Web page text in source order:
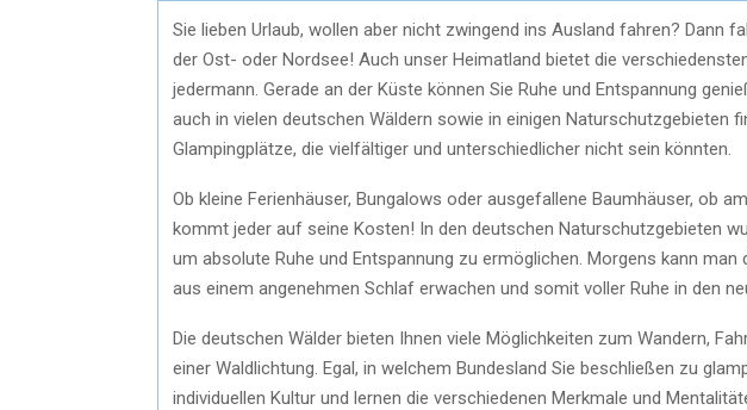
Sie lieben Urlaub, wollen aber nicht zwingend ins Ausland fahren? Dann
der Ost- oder Nordsee! Auch unser Heimatland bietet die
jedermann. Gerade an der Küste können Sie Ruhe und Entspannung
auch in vielen deutschen Wäldern sowie in einigen Naturschutzgebieten
Glampingplätze, die vielfältiger und unterschiedlicher nicht sein könnten.
Ob kleine Ferienhäuser, Bungalows oder ausgefallene Baumhäuser, ob
kommt jeder auf seine Kosten! In den deutschen Naturschutzgebieten
um absolute Ruhe und Entspannung zu ermöglichen. Morgens kann
aus einem angenehmen Schlaf erwachen und somit voller Ruhe in den
Die deutschen Wälder bieten Ihnen viele Möglichkeiten zum Wandern,
einer Waldlichtung. Egal, in welchem Bundesland Sie beschließen zu
individuellen Kultur und lernen die verschiedenen Merkmale und